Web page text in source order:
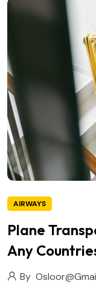
AIRWAYS
Plane
Any
By